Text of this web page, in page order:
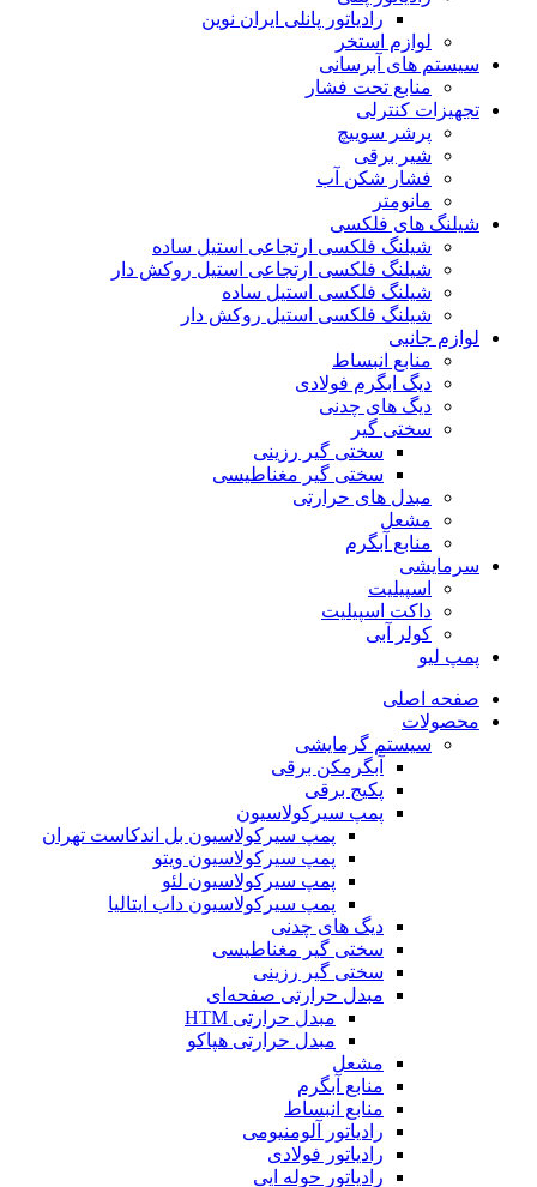
رادیاتور پانلی ایران نوین
لوازم استخر
سیستم های آبرسانی
منابع تحت فشار
تجهیزات کنترلی
پرشر سوییچ
شیر برقی
فشار شکن آب
مانومتر
شیلنگ های فلکسی
شیلنگ فلکسی ارتجاعی استیل ساده
شیلنگ فلکسی ارتجاعی استیل روکش دار
شیلنگ فلکسی استیل ساده
شیلنگ فلکسی استیل روکش دار
لوازم جانبی
منابع انبساط
دیگ ابگرم فولادی
دیگ های چدنی
سختی گیر
سختی گیر رزینی
سختی گیر مغناطیسی
مبدل های حرارتی
مشعل
منابع آبگرم
سرمایشی
اسپیلیت
داکت اسپیلیت
کولر آبی
پمپ لیو
صفحه اصلی
محصولات
سیستم گرمایشی
آبگرمکن برقی
پکیج برقی
پمپ سیرکولاسیون
پمپ سیرکولاسیون بل اندکاست تهران
پمپ سیرکولاسیون ویتو
پمپ سیرکولاسیون لئو
پمپ سیرکولاسیون داب ایتالیا
دیگ های چدنی
سختی گیر مغناطیسی
سختی گیر رزینی
مبدل حرارتی صفحه‌ای
مبدل حرارتی HTM‎
مبدل حرارتی هپاکو
مشعل
منابع آبگرم
منابع انبساط
رادیاتور آلومنیومی
رادیاتور فولادی
رادیاتور حوله ایی